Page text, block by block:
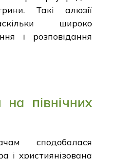
Такі алюзії
широко
і розповідання
на північних
сподобалася
і християнізована